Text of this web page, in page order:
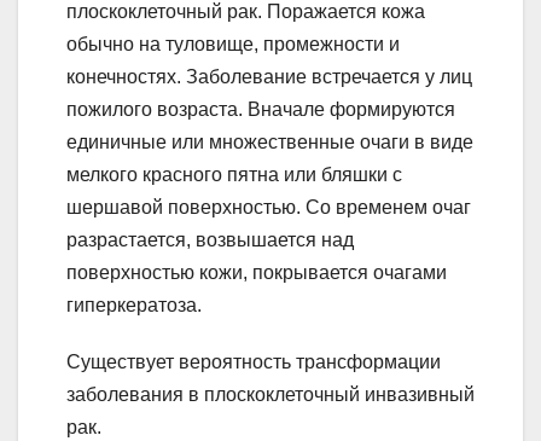
плоскоклеточный рак. Поражается кожа
обычно на туловище, промежности и
конечностях. Заболевание встречается у лиц
пожилого возраста. Вначале формируются
единичные или множественные очаги в виде
мелкого красного пятна или бляшки с
шершавой поверхностью. Со временем очаг
разрастается, возвышается над
поверхностью кожи, покрывается очагами
гиперкератоза.
Существует вероятность трансформации
заболевания в плоскоклеточный инвазивный
рак.